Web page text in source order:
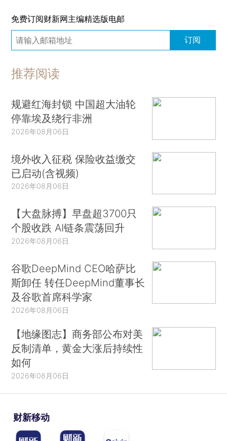
免费订阅财新网主编精选版电邮
订阅
推荐阅读
规避红海封锁 中国超大油轮
停靠埃及绕行非洲
2026年08月06日
境外收入征税 保险收益缴交
已启动(含视频)
2026年08月06日
【大盘脉搏】早盘超3700只
个股收跌 AI链条震荡回升
2026年08月06日
谷歌DeepMind CEO哈萨比
斯卸任 转任DeepMind董事长
及谷歌首席科学家
2026年08月06日
【地缘图志】商务部公布对美
反制清单，黄金大涨后持续性
如何
2026年08月06日
财新移动